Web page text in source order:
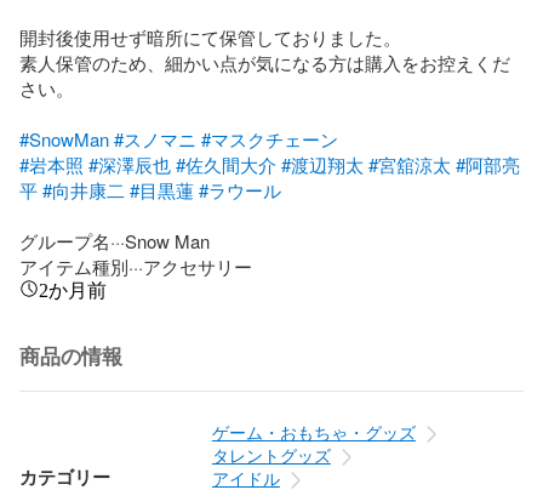
開封後使用せず暗所にて保管しておりました。
素人保管のため、細かい点が気になる方は購入をお控えくだ
さい。
#SnowMan#スノマニ #マスクチェーン
#岩本照 #深澤辰也#佐久間大介 #渡辺翔太 #宮舘涼太 #阿部亮
平#向井康二 #目黒蓮#ラウール
グループ名···Snow Man
アイテム種別···アクセサリー
2か月前
商品の情報
カテゴリー
ゲーム・おもちゃ・グッズ
タレントグッズ
アイドル